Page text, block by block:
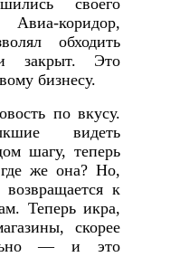
своего
Авиа-коридор,
обходить
закрыт. Это
бизнесу.
по вкусу.
видеть
шагу, теперь
же она? Но,
к
Теперь икра,
скорее
— и это